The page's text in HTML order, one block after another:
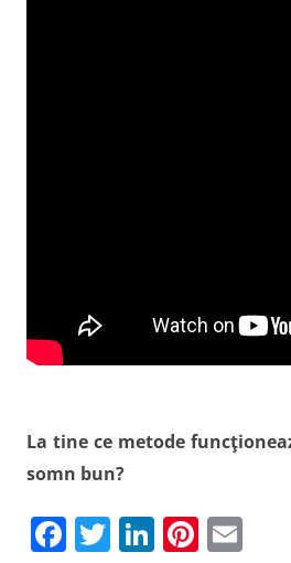
La tine ce metode
somn bun?
F T Li Pi